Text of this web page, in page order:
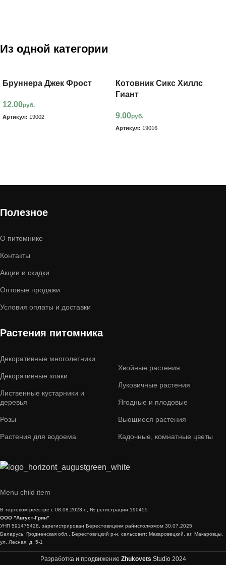
Из одной категории
Бруннера Джек Фрост
12.00руб.
Артикул: 19002
Котовник Сикс Хиллс
Гиант
9.00руб.
Артикул: 19016
Полезное
О питомнике
Контакты
Акции и скидки
Оптовые продажи
Условия оплаты и доставки
Растения питомника
Декоративные многолетники
Декоративные злаки
Лиственные кустарники и
деревья
Розы
Растения для водоема
Хвойные растения
Луковичные растения
Ягодные и плодовые
Вьющиеся растения
Кадочные, комнатные цветы
Menu child item
В торговом реестре с 08.08.2023 г., № регистрации 190455
ООО "Август-Грин"
УНП 591475428, зарегистрирован Берестовицким райисполкомом 30.07.2025
Беларусь, Гродненская обл., Берестовицкий р-н, сельсовет: Макаровецкий, аг. Макаровцы,
ул. Лесная, д. 5-1
Разработка и продвижение Zhukovets Studio 2024